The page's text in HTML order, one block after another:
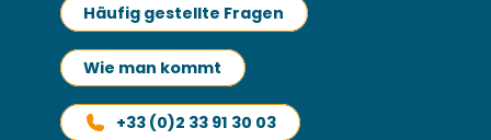
Häufig gestellte Fragen
Wie man kommt
+33 (0)2 33 91 30 03